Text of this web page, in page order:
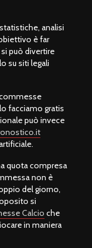
analisi
è far
può divertire
su siti legali
facciamo gratis
può invece
quota compresa
non è
del giorno,
si
Calcio che
in maniera